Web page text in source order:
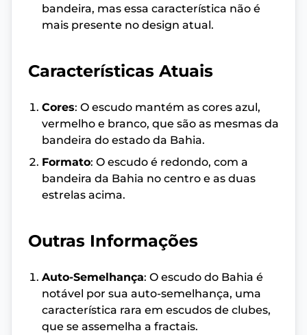
bandeira, mas essa característica não é
mais presente no design atual.
Características Atuais
Cores: O escudo mantém as cores azul,
vermelho e branco, que são as mesmas da
bandeira do estado da Bahia.
Formato: O escudo é redondo, com a
bandeira da Bahia no centro e as duas
estrelas acima.
Outras Informações
Auto-Semelhança: O escudo do Bahia é
notável por sua auto-semelhança, uma
característica rara em escudos de clubes,
que se assemelha a fractais.